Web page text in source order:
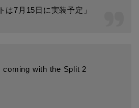
は7月15日に実装予定」
coming with the Split 2